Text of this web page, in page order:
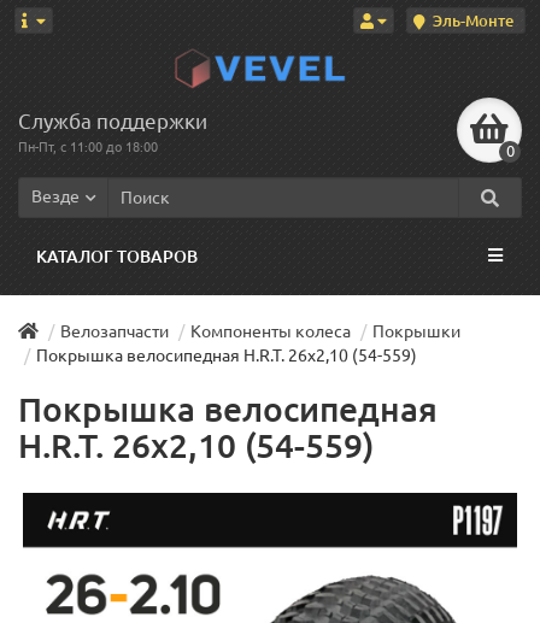
Эль-Монте
Служба поддержки
Пн-Пт, с 11:00 до 18:00 0
Везде
КАТАЛОГ ТОВАРОВ
Велозапчасти Компоненты колеса
Покрышки
Покрышка велосипедная H.R.T. 26x2,10 (54-559)
Покрышка велосипедная
H.R.T. 26x2,10 (54-559)